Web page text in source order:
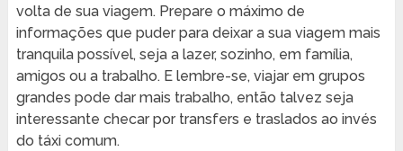
volta de sua viagem. Prepare o máximo de
informações que puder para deixar a sua viagem mais
tranquila possível, seja a lazer, sozinho, em família,
amigos ou a trabalho. E lembre-se, viajar em grupos
grandes pode dar mais trabalho, então talvez seja
interessante checar por transfers e traslados ao invés
do táxi comum.